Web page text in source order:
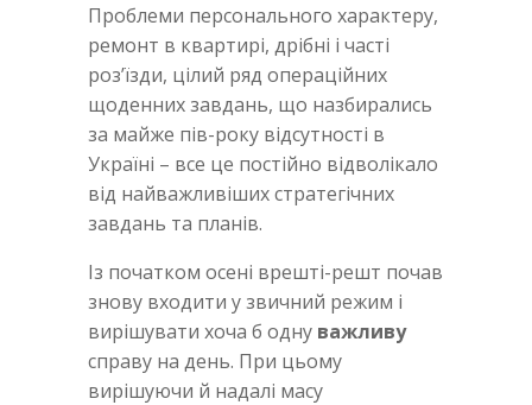
Проблеми персонального характеру,
ремонт в квартирі, дрібні і часті
роз’їзди, цілий ряд операційних
щоденних завдань, що назбирались
за майже пів-року відсутності в
Україні – все це постійно відволікало
від найважливіших стратегічних
завдань та планів.
Із початком осені врешті-решт почав
знову входити у звичний режим і
вирішувати хоча б одну важливу
справу на день. При цьому
вирішуючи й надалі масу